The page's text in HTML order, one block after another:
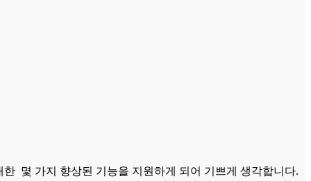
몇 가지 향상된 기능을 지원하게 되어 기쁘게 생각합니다.